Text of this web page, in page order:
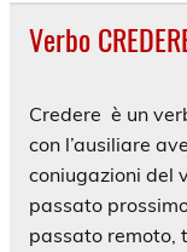
Verbo
Credere è un
con l’ausiliare
coniugazioni del
passato
passato remoto,